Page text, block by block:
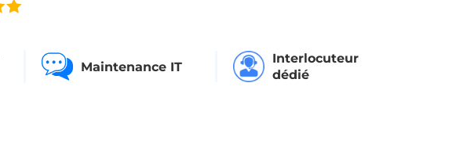
Maintenance IT
Interlocuteur
dédié